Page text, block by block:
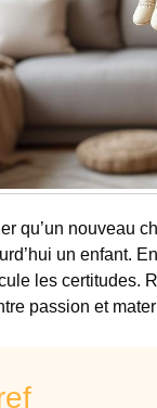
qu’un nouveau
un enfant.
les certitudes.
passion et